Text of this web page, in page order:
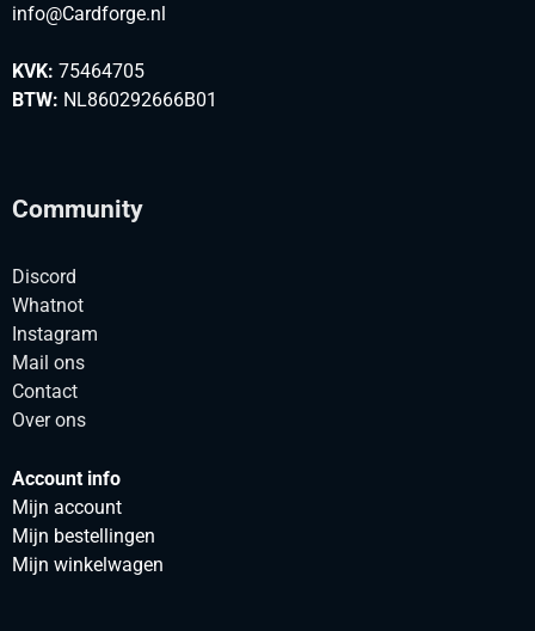
info@Cardforge.nl
KVK: 75464705
BTW: NL860292666B01
Community
Discord
Whatnot
Instagram
Mail ons
Contact
Over ons
Account info
Mijn account
Mijn bestellingen
Mijn winkelwagen